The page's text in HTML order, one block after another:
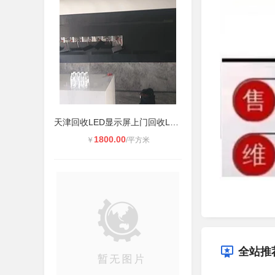
￥ 1800.00/平方米
全站推